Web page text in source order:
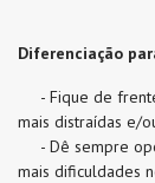
Diferenciação
- Fique de frente
mais distraídas e/
- Dê sempre
mais dificuldades